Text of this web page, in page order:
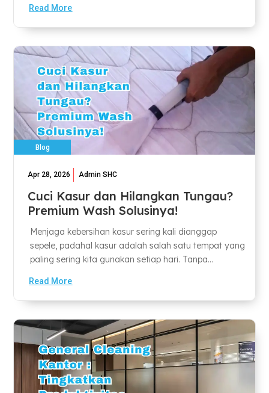
Read More
Blog
Apr 28, 2026 Admin SHC
Cuci Kasur dan Hilangkan Tungau?
Premium Wash Solusinya!
Menjaga kebersihan kasur sering kali dianggap
sepele, padahal kasur adalah salah satu tempat yang
paling sering kita gunakan setiap hari. Tanpa...
Read More